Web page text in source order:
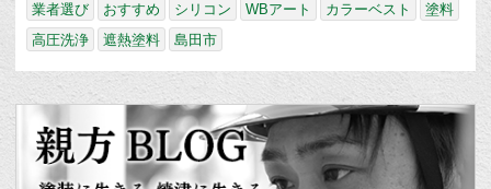
業者選び
おすすめ シリコン WBアート カラーベスト
塗料
高圧洗浄
遮熱塗料 島田市